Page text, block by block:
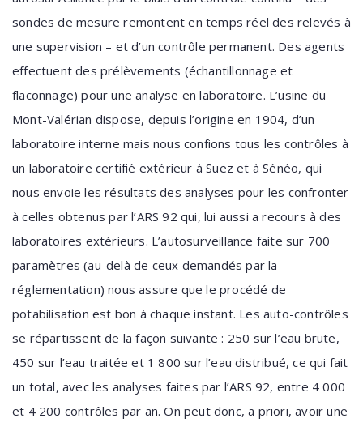
sondes de mesure remontent en temps réel des relevés à
une supervision – et d’un contrôle permanent. Des agents
effectuent des prélèvements (échantillonnage et
flaconnage) pour une analyse en laboratoire. L’usine du
Mont-Valérian dispose, depuis l’origine en 1904, d’un
laboratoire interne mais nous confions tous les contrôles à
un laboratoire certifié extérieur à Suez et à Sénéo, qui
nous envoie les résultats des analyses pour les confronter
à celles obtenus par l’ARS 92 qui, lui aussi a recours à des
laboratoires extérieurs. L’autosurveillance faite sur 700
paramètres (au-delà de ceux demandés par la
réglementation) nous assure que le procédé de
potabilisation est bon à chaque instant. Les auto-contrôles
se répartissent de la façon suivante : 250 sur l’eau brute,
450 sur l’eau traitée et 1 800 sur l’eau distribué, ce qui fait
un total, avec les analyses faites par l’ARS 92, entre 4 000
et 4 200 contrôles par an. On peut donc, a priori, avoir une